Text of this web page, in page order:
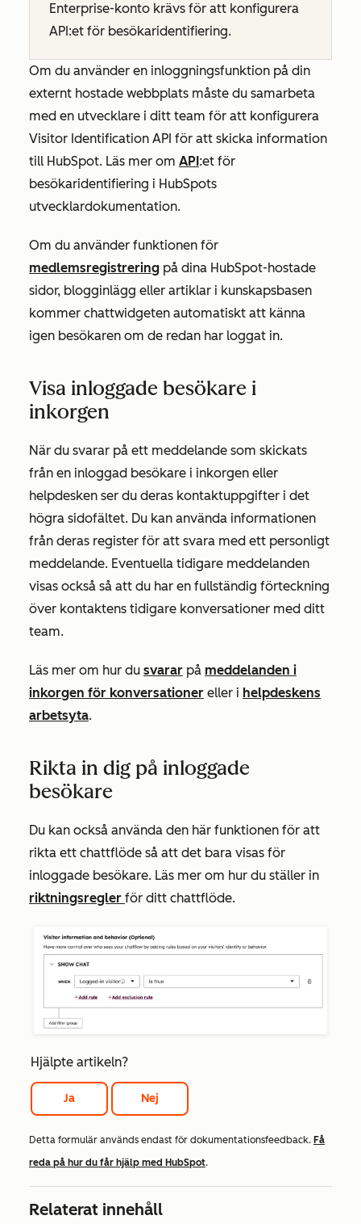
Enterprise-konto krävs för att konfigurera
API:et för besökaridentifiering.
Om du använder en inloggningsfunktion på din
externt hostade webbplats måste du samarbeta
med en utvecklare i ditt team för att konfigurera
Visitor Identification API för att skicka information
till HubSpot. Läs mer om API:et för
besökaridentifiering i HubSpots
utvecklardokumentation.
Om du använder funktionen för
medlemsregistrering på dina HubSpot-hostade
sidor, blogginlägg eller artiklar i kunskapsbasen
kommer chattwidgeten automatiskt att känna
igen besökaren om de redan har loggat in.
Visa inloggade besökare i
inkorgen
När du svarar på ett meddelande som skickats
från en inloggad besökare i inkorgen eller
helpdesken ser du deras kontaktuppgifter i det
högra sidofältet. Du kan använda informationen
från deras register för att svara med ett personligt
meddelande. Eventuella tidigare meddelanden
visas också så att du har en fullständig förteckning
över kontaktens tidigare konversationer med ditt
team.
Läs mer om hur du svarar på meddelanden i
inkorgen för konversationer eller i helpdeskens
arbetsyta.
Rikta in dig på inloggade
besökare
Du kan också använda den här funktionen för att
rikta ett chattflöde så att det bara visas för
inloggade besökare. Läs mer om hur du ställer in
riktningsregler för ditt chattflöde.
Hjälpte artikeln?
Ja Nej
Detta formulär används endast för dokumentationsfeedback. Få
reda på hur du får hjälp med HubSpot.
Relaterat innehåll